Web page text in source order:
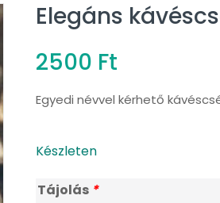
Elegáns
2500 Ft
Egyedi névvel kérhető
Készleten
Tájolás *